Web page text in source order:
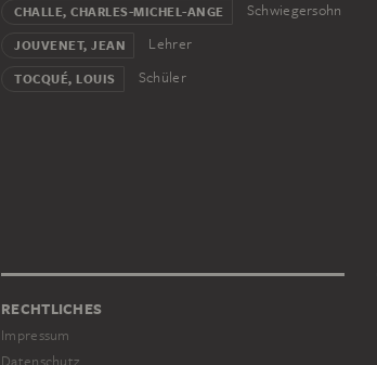
CHALLE, CHARLES-MICHEL-ANGE Schwiegersohn
JOUVENET, JEAN Lehrer
TOCQUÉ, LOUIS Schüler
RECHTLICHES
Impressum
Datenschutz